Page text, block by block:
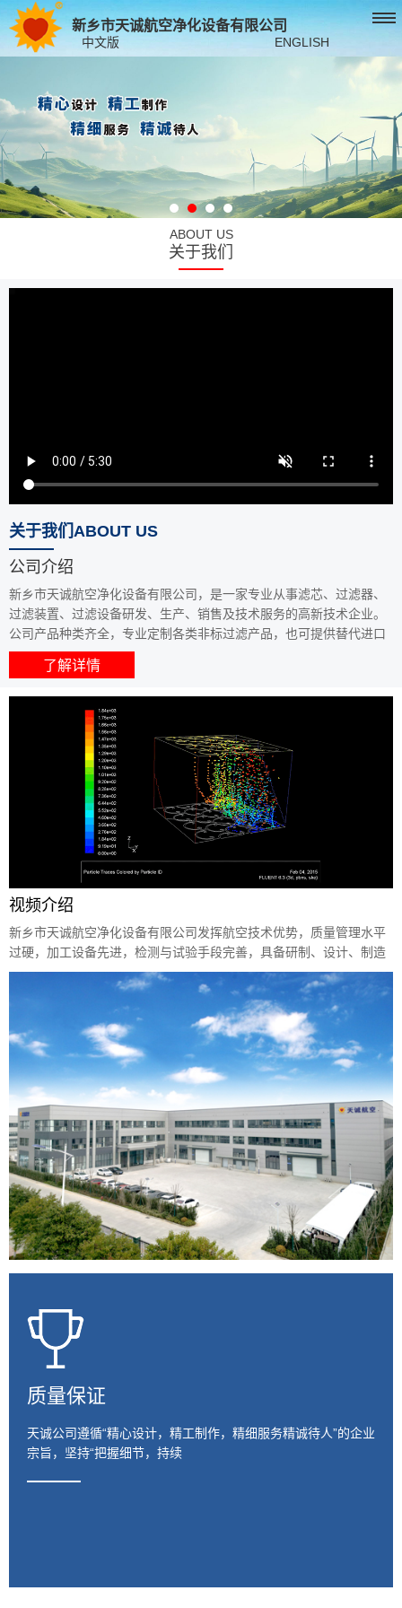
新乡市天诚航空净化设备有限公司
中文版 ENGLISH
ABOUT US
关于我们
关于我们ABOUT US
公司介绍
新乡市天诚航空净化设备有限公司，是一家专业从事滤芯、过滤器、
过滤装置、过滤设备研发、生产、销售及技术服务的高新技术企业。
公司产品种类齐全，专业定制各类非标过滤产品，也可提供替代进口
过滤产品。主要配套航空航天、煤矿机械、工程机械、能源、水处理
等行业，产品销往国内外多个地区。
了解详情
视频介绍
新乡市天诚航空净化设备有限公司发挥航空技术优势，质量管理水平
过硬，加工设备先进，检测与试验手段完善，具备研制、设计、制造
各类过滤器及过滤设备的能力。
质量保证
天诚公司遵循“精心设计，精工制作，精细服务精诚待人”的企业
宗旨，坚持“把握细节，持续